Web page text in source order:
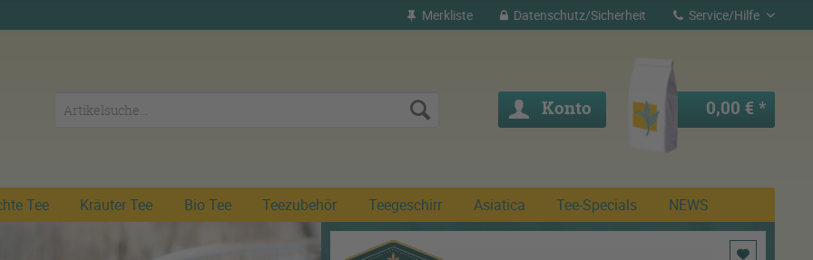
Merkliste Datenschutz/Sicherheit Service/Hilfe
Konto 0,00 € *
Tee Kräuter Tee Bio Tee Teezubehör Teegeschirr Asiatica Tee-Specials NEWS